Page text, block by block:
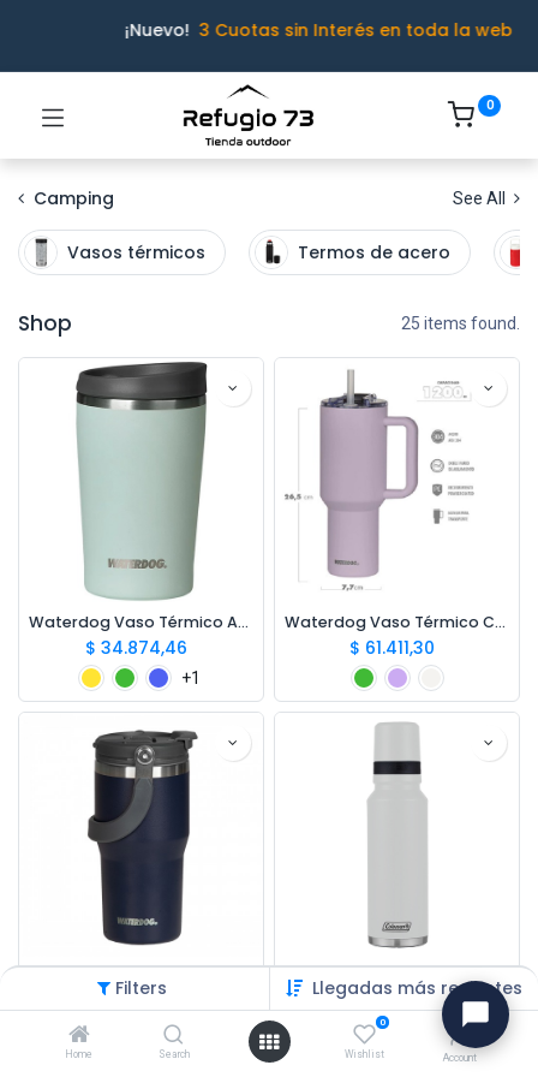
Filters Llegadas más recientes
Home Search
0
Wishlist Account
¡Nuevo! 3 Cuotas sin Interés en toda la web
0
Camping See All
Vasos térmicos Termos de acero
Shop 25 items found.
Waterdog Vaso Térmico American 380cc
$ 34.874,46
+1
Waterdog Vaso Térmico Cold 1200cc
$ 61.411,30
44.406,17 $ 120.520,20